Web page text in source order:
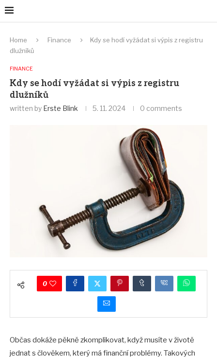
Home Finance
Kdy se hodí vyžádat si výpis z registru
dlužníků
FINANCE
Kdy se hodí vyžádat si výpis z registru
dlužníků
written by Erste Blink 5. 11. 2024 0 comments
0
Občas dokáže pěkně zkomplikovat, když musíte v životě
jednat s člověkem, který má finanční problémy. Takových